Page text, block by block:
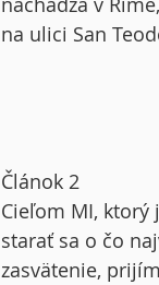
na ulici San
Článok 2
Cieľom MI, ktorý
starať sa o čo
zasvätenie,